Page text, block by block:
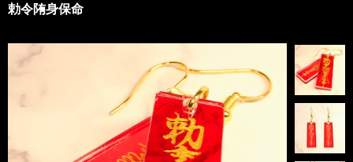
勅令陏身保命